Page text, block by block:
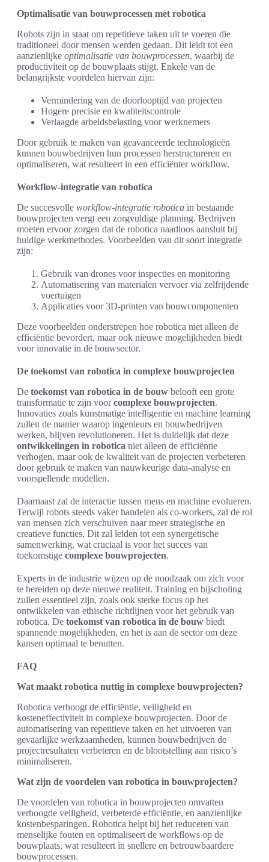
Optimalisatie van bouwprocessen met robotica
Robots zijn in staat om repetitieve taken uit te voeren die
traditioneel door mensen werden gedaan. Dit leidt tot een
aanzienlijke optimalisatie van bouwprocessen, waarbij de
productiviteit op de bouwplaats stijgt. Enkele van de
belangrijkste voordelen hiervan zijn:
Vermindering van de doorlooptijd van projecten
Hogere precisie en kwaliteitscontrole
Verlaagde arbeidsbelasting voor werknemers
Door gebruik te maken van geavanceerde technologieën
kunnen bouwbedrijven hun processen herstructureren en
optimaliseren, wat resulteert in een efficiënter workflow.
Workflow-integratie van robotica
De succesvolle workflow-integratie robotica in bestaande
bouwprojecten vergt een zorgvuldige planning. Bedrijven
moeten ervoor zorgen dat de robotica naadloos aansluit bij
huidige werkmethodes. Voorbeelden van dit soort integratie
zijn:
Gebruik van drones voor inspecties en monitoring
Automatisering van materialen vervoer via zelfrijdende
voertuigen
Applicaties voor 3D-printen van bouwcomponenten
Deze voorbeelden onderstrepen hoe robotica niet alleen de
efficiëntie bevordert, maar ook nieuwe mogelijkheden biedt
voor innovatie in de bouwsector.
De toekomst van robotica in complexe bouwprojecten
De toekomst van robotica in de bouw belooft een grote
transformatie te zijn voorcomplexe bouwprojecten.
Innovaties zoals kunstmatige intelligentie en machine learning
zullen de manier waarop ingenieurs en bouwbedrijven
werken, blijven revolutioneren. Het is duidelijk dat deze
ontwikkelingen in robotica niet alleen de efficiëntie
verhogen, maar ook de kwaliteit van de projecten verbeteren
door gebruik te maken van nauwkeurige data-analyse en
voorspellende modellen.
Daarnaast zal de interactie tussen mens en machine evolueren.
Terwijl robots steeds vaker handelen als co-workers, zal de rol
van mensen zich verschuiven naar meer strategische en
creatieve functies. Dit zal leiden tot een synergetische
samenwerking, wat cruciaal is voor het succes van
toekomstige complexe bouwprojecten.
Experts in de industrie wijzen op de noodzaak om zich voor
te bereiden op deze nieuwe realiteit. Training en bijscholing
zullen essentieel zijn, zoals ook sterke focus op het
ontwikkelen van ethische richtlijnen voor het gebruik van
robotica. De toekomst van robotica in de bouw biedt
spannende mogelijkheden, en het is aan de sector om deze
kansen optimaal te benutten.
FAQ
Wat maakt robotica nuttig in complexe bouwprojecten?
Robotica verhoogt de efficiëntie, veiligheid en
kosteneffectiviteit in complexe bouwprojecten. Door de
automatisering van repetitieve taken en het uitvoeren van
gevaarlijke werkzaamheden, kunnen bouwbedrijven de
projectresultaten verbeteren en de blootstelling aan risico’s
minimaliseren.
Wat zijn de voordelen van robotica in bouwprojecten?
De voordelen van robotica in bouwprojecten omvatten
verhoogde veiligheid, verbeterde efficiëntie, en aanzienlijke
kostenbesparingen. Robotica helpt bij het reduceren van
menselijke fouten en optimaliseert de workflows op de
bouwplaats, wat resulteert in snellere en betrouwbaardere
bouwprocessen.